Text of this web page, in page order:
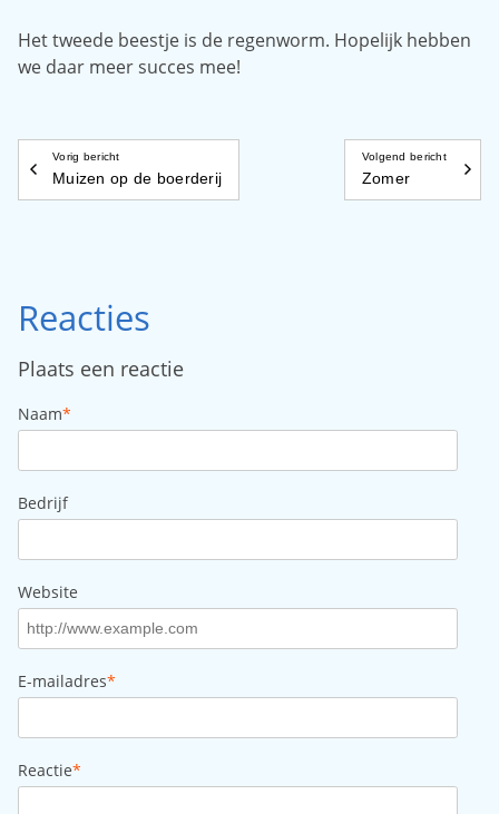
Het tweede beestje is de regenworm. Hopelijk hebben
we daar meer succes mee!
Vorig bericht
Muizen op de boerderij
Volgend bericht
Zomer
Reacties
Plaats een reactie
Naam*
Bedrijf
Website
E-mailadres*
Reactie*